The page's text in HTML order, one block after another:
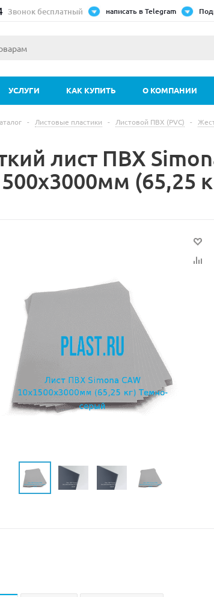
Звонок бесплатный написать в Telegram
УСЛУГИ КАК КУПИТЬ О КОМПАНИИ
- Листовые пластики - Листовой ПВХ (PVC) -
лист ПВХ
(65,25